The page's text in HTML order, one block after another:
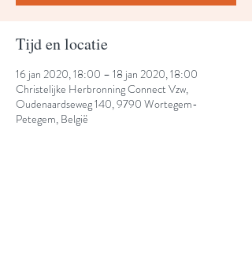
Tijd en locatie
16 jan 2020, 18:00 – 18 jan 2020, 18:00
Christelijke Herbronning Connect Vzw,
Oudenaardseweg 140, 9790 Wortegem-
Petegem, België